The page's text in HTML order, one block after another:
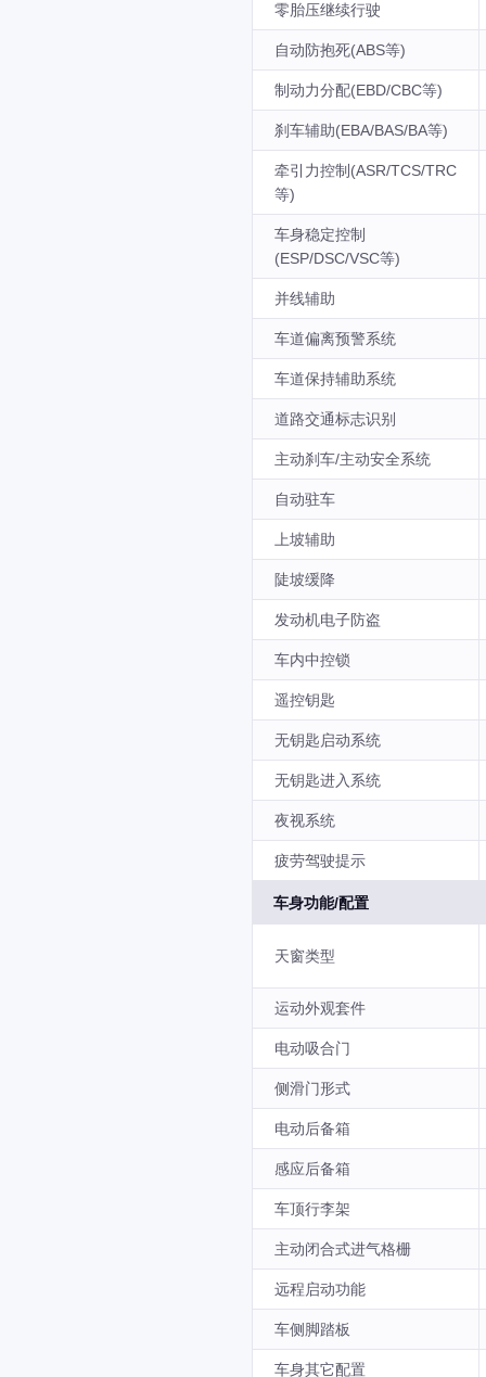
零胎压继续行驶
自动防抱死(ABS等)
制动力分配(EBD/CBC等)
刹车辅助(EBA/BAS/BA等)
牵引力控制(ASR/TCS/TRC
等)
车身稳定控制
(ESP/DSC/VSC等)
并线辅助
车道偏离预警系统
车道保持辅助系统
道路交通标志识别
主动刹车/主动安全系统
自动驻车
上坡辅助
陡坡缓降
发动机电子防盗
车内中控锁
遥控钥匙
无钥匙启动系统
无钥匙进入系统
夜视系统
疲劳驾驶提示
车身功能/配置
天窗类型
运动外观套件
电动吸合门
侧滑门形式
电动后备箱
感应后备箱
车顶行李架
主动闭合式进气格栅
远程启动功能
车侧脚踏板
车身其它配置